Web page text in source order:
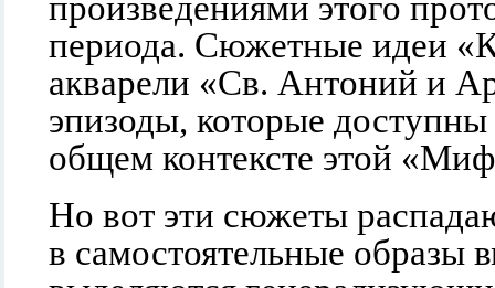
периода. Сюжетные идеи
акварели «Св. Антоний и
эпизоды, которые
общем контексте этой
Но вот эти сюжеты
в самостоятельные образы